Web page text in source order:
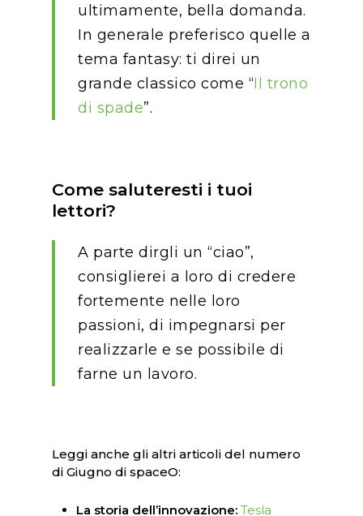
ultimamente, bella domanda.
In generale preferisco quelle a
tema fantasy: ti direi un
grande classico come “Il trono
di spade”.
Come saluteresti i tuoi
lettori?
A parte dirgli un “ciao”,
consiglierei a loro di credere
fortemente nelle loro
passioni, di impegnarsi per
realizzarle e se possibile di
farne un lavoro.
Leggi anche gli altri articoli del numero
di Giugno di spaceO:
La storia dell’innovazione: Tesla